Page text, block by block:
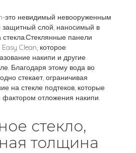
это невидимый невооруженным
слой, наносимый в
стекла.Стеклянные панели
Clean, которое
накипи и другие
Благодаря этому вода во
стекает, ограничивая
на стекле подтеков, которые
отложения накипи.
стекло,
толщина